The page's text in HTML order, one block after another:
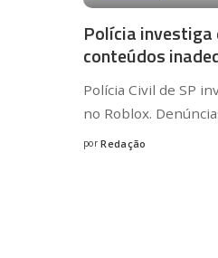
Polícia investiga
conteúdos
Polícia Civil de SP
no Roblox.
Posted
por Redação